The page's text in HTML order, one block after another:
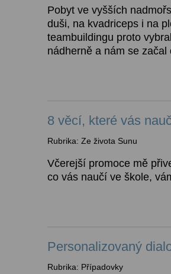
Pobyt ve vyšších
duši, na kvadriceps i na
teambuildingu proto
nádherně a nám se
8 věcí, které vás
Rubrika: Ze života Sunu
Včerejší promoce mě
co vás naučí ve škole,
Personalizovaný
Rubrika: Případovky